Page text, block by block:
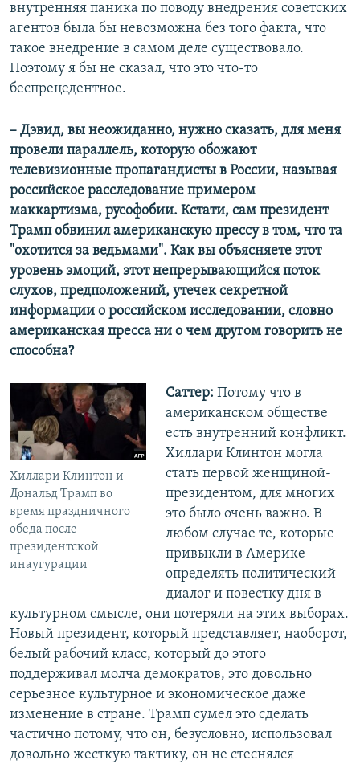
внутренняя паника по поводу внедрения советских
агентов была бы невозможна без того факта, что
такое внедрение в самом деле существовало.
Поэтому я бы не сказал, что это что-то
беспрецедентное.
– Дэвид, вы неожиданно, нужно сказать, для меня
провели параллель, которую обожают
телевизионные пропагандисты в России, называя
российское расследование примером
маккартизма, русофобии. Кстати, сам президент
Трамп обвинил американскую прессу в том, что та
"охотится за ведьмами". Как вы объясняете этот
уровень эмоций, этот непрерывающийся поток
слухов, предположений, утечек секретной
информации о российском исследовании, словно
американская пресса ни о чем другом говорить не
способна?
Хиллари Клинтон и
Дональд Трамп во
время праздничного
обеда после
президентской
инаугурации
Саттер: Потому что в
американском обществе
есть внутренний конфликт.
Хиллари Клинтон могла
стать первой женщиной-
президентом, для многих
это было очень важно. В
любом случае те, которые
привыкли в Америке
определять политический
диалог и повестку дня в
культурном смысле, они потеряли на этих выборах.
Новый президент, который представляет, наоборот,
белый рабочий класс, который до этого
поддерживал молча демократов, это довольно
серьезное культурное и экономическое даже
изменение в стране. Трамп сумел это сделать
частично потому, что он, безусловно, использовал
довольно жесткую тактику, он не стеснялся